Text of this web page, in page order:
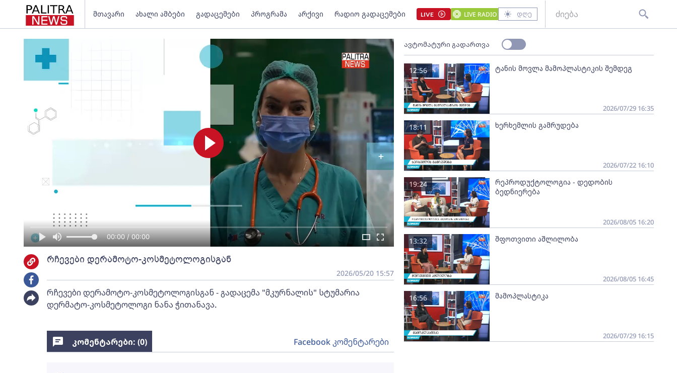
მთავარი ახალი ამბები გადაცემები პროგრამა არქივი რადიო გადაცემები LIVE LIVE RADIO დღე
00:00 / 00:00
რჩევები დერამოტო-კოსმეტოლოგისგან
2026/05/20 15:57
რჩევები დერამოტო-კოსმეტოლოგისგან - გადაცემა "მკურნალის" სტუმარია
დერმატო-კოსმეტოლოგი ნანა ჭითანავა.
ავტომატური გადართვა
ტანის მოვლა მამოპლასტიკის შემდეგ
12:56
2026/07/29 16:35
ხერხემლის გამრუდება
18:11
2026/07/22 16:10
რეპროდუქტოლოგია - დედობის
ბედნიერება
19:24
2026/08/05 16:20
შფოთვითი აშლილობა
13:32
2026/08/05 16:45
მამოპლასტიკა
16:56
2026/07/29 16:15
კომენტარები: (0) Facebook კომენტარები